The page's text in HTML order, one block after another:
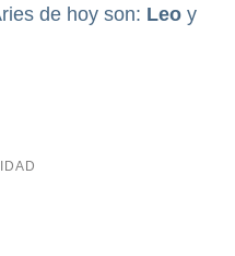
de hoy son: Leo y